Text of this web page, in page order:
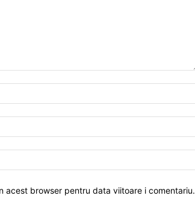
acest browser pentru data viitoare i comentariu.